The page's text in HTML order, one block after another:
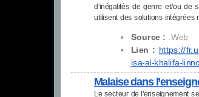
d’inégalités de genre et/ou de
utilisent des solutions intégrées
Source : .Web
Lien : https://
isa-al-khalifa-
Malaise dans
Le secteur de l’enseignement